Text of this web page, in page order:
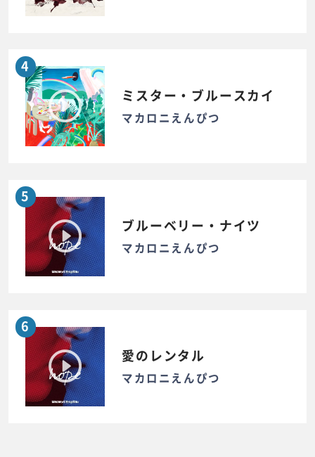
4
ミスター・ブルースカイ
マカロニえんぴつ
5
ブルーベリー・ナイツ
マカロニえんぴつ
6
愛のレンタル
マカロニえんぴつ